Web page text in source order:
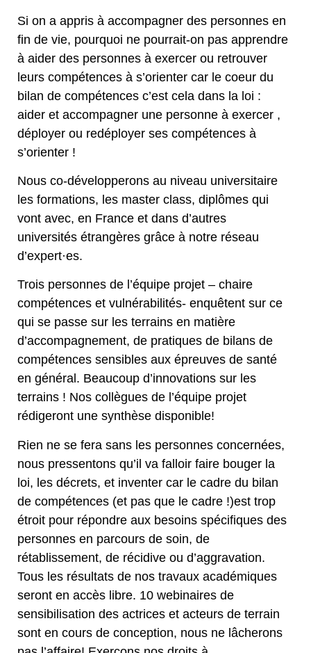
Si on a appris à accompagner des personnes en
fin de vie, pourquoi ne pourrait-on pas apprendre
à aider des personnes à exercer ou retrouver
leurs compétences à s’orienter car le coeur du
bilan de compétences c’est cela dans la loi :
aider et accompagner une personne à exercer ,
déployer ou redéployer ses compétences à
s’orienter !
Nous co-développerons au niveau universitaire
les formations, les master class, diplômes qui
vont avec, en France et dans d’autres
universités étrangères grâce à notre réseau
d’expert·es.
Trois personnes de l’équipe projet – chaire
compétences et vulnérabilités- enquêtent sur ce
qui se passe sur les terrains en matière
d’accompagnement, de pratiques de bilans de
compétences sensibles aux épreuves de santé
en général. Beaucoup d’innovations sur les
terrains ! Nos collègues de l’équipe projet
rédigeront une synthèse disponible!
Rien ne se fera sans les personnes concernées,
nous pressentons qu’il va falloir faire bouger la
loi, les décrets, et inventer car le cadre du bilan
de compétences (et pas que le cadre !)est trop
étroit pour répondre aux besoins spécifiques des
personnes en parcours de soin, de
rétablissement, de récidive ou d’aggravation.
Tous les résultats de nos travaux académiques
seront en accès libre. 10 webinaires de
sensibilisation des actrices et acteurs de terrain
sont en cours de conception, nous ne lâcherons